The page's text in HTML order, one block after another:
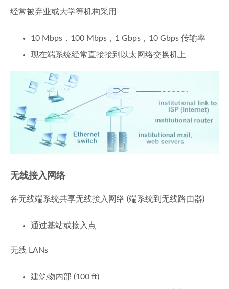
经常被弃业或大学等机构采用
10 Mbps，100 Mbps，1 Gbps，10 Gbps 传输率
现在端系统经常直接接到以太网络交换机上
无线接入网络
各无线端系统共享无线接入网络 (端系统到无线路由器)
通过基站或接入点
无线 LANs
建筑物内部 (100 ft)